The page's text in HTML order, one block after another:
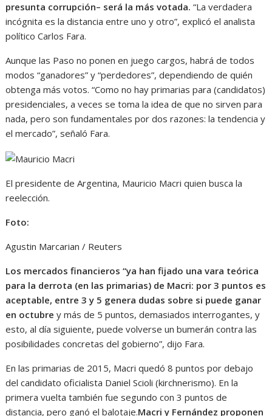
presunta corrupción– será la más votada. “La verdadera
incógnita es la distancia entre uno y otro”, explicó el analista
político Carlos Fara.
Aunque las Paso no ponen en juego cargos, habrá de todos
modos “ganadores” y “perdedores”, dependiendo de quién
obtenga más votos. “Como no hay primarias para (candidatos)
presidenciales, a veces se toma la idea de que no sirven para
nada, pero son fundamentales por dos razones: la tendencia y
el mercado”, señaló Fara.
El presidente de Argentina, Mauricio Macri quien busca la
reelección.
Foto:
Agustin Marcarian / Reuters
Los mercados financieros “ya han fijado una vara teórica
para la derrota (en las primarias) de Macri: por 3 puntos es
aceptable, entre 3 y 5 genera dudas sobre si puede ganar
en octubre y más de 5 puntos, demasiados interrogantes, y
esto, al día siguiente, puede volverse un bumerán contra las
posibilidades concretas del gobierno”, dijo Fara.
En las primarias de 2015, Macri quedó 8 puntos por debajo
del candidato oficialista Daniel Scioli (kirchnerismo). En la
primera vuelta también fue segundo con 3 puntos de
distancia, pero ganó el balotaje.Macri y Fernández proponen